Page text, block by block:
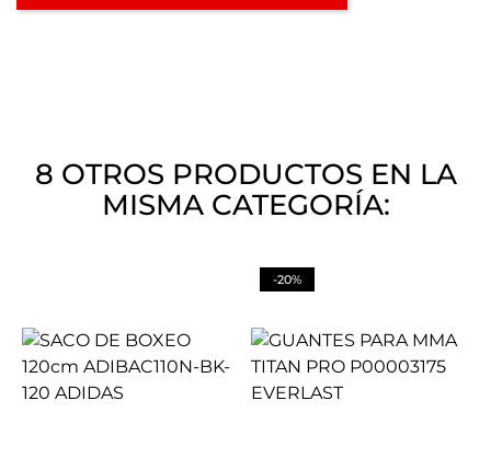
8 OTROS PRODUCTOS EN LA
MISMA CATEGORÍA:
-20%